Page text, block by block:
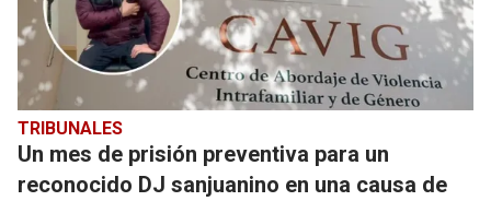
TRIBUNALES
Un mes de prisión preventiva para un
reconocido DJ sanjuanino en una causa de